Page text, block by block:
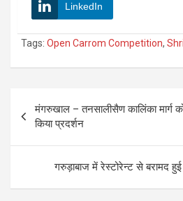
LinkedIn
Tags: Open Carrom Competition,
navigation
मंगरुखाल – तनसालीसैण कालिंका मार्ग
किया प्रदर्शन
गरुड़ाबाज में रेस्टोरेन्ट से बरामद